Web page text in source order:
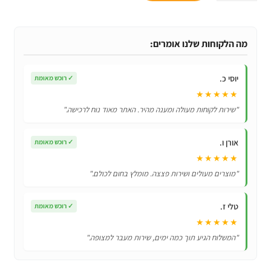
Galaxy
עם
מקום
לכרטיסי
אשראי
מה הלקוחות שלנו אומרים:
יוסי כ. ✓ רוכש מאומת
★★★★★
"שירות לקוחות מעולה ומענה מהיר. האתר מאוד נוח לרכישה."
אורן ו. ✓ רוכש מאומת
★★★★★
"מוצרים מעולים ושירות פצצה. מומלץ בחום לכולם."
טלי ז. ✓ רוכש מאומת
★★★★★
"המשלוח הגיע תוך כמה ימים, שירות מעבר למצופה."